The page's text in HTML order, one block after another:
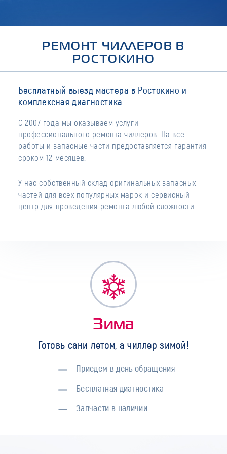
РЕМОНТ ЧИЛЛЕРОВ В
РОСТОКИНО
Бесплатный выезд мастера в Ростокино и
комплексная диагностика
С 2007 года мы оказываем услуги
профессионального ремонта чиллеров. На все
работы и запасные части предоставляется гарантия
сроком 12 месяцев.
У нас собственный склад оригинальных запасных
частей для всех популярных марок и сервисный
центр для проведения ремонта любой сложности.
Зима
Готовь сани летом, а чиллер зимой!
Приедем в день обращения
Бесплатная диагностика
Запчасти в наличии